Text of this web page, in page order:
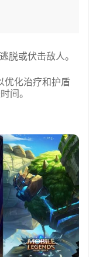
脱或伏击敌人。
优化治疗和护盾
间。